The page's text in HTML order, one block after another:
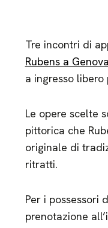
Tre incontri di
Rubens a
a ingresso
Le opere scelte
pittorica che
originale di
ritratti.
Per i possessori
prenotazione